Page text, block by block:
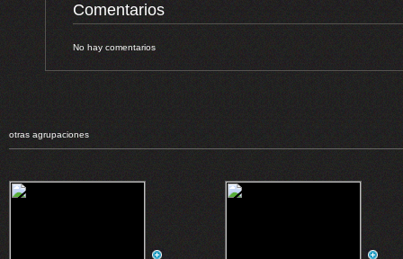
Comentarios
No hay comentarios
otras agrupaciones